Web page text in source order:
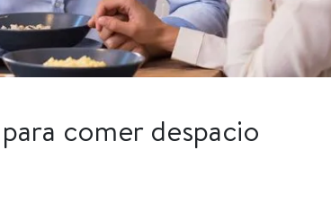
comer despacio